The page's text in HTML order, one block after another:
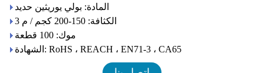
المادة: بولي يوريثين حديد
الكثافة: 150-200 كجم / م 3
موك: 100 قطعة
الشهادة: RoHS ، REACH ، EN71-3 ، CA65